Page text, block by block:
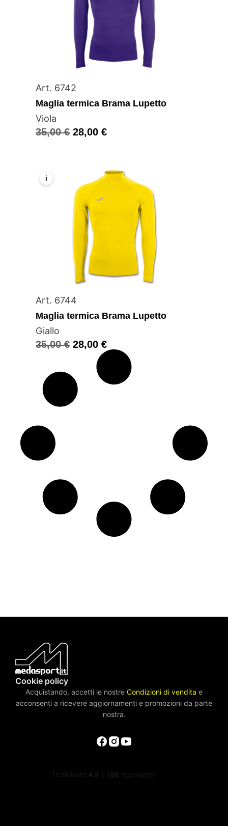
Art. 6742
Maglia termica Brama Lupetto
Viola
35,00€ 28,00€
i
Art. 6744
Maglia termica Brama Lupetto
Giallo
35,00€ 28,00€
Cookie policy
Acquistando, accetti le nostre Condizioni di vendita e
acconsenti a ricevere aggiornamenti e promozioni da parte
nostra.